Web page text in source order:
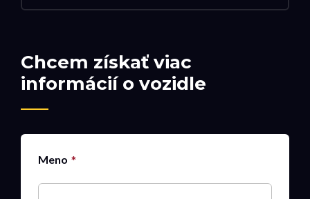
Chcem získať viac
informácií o vozidle
Meno